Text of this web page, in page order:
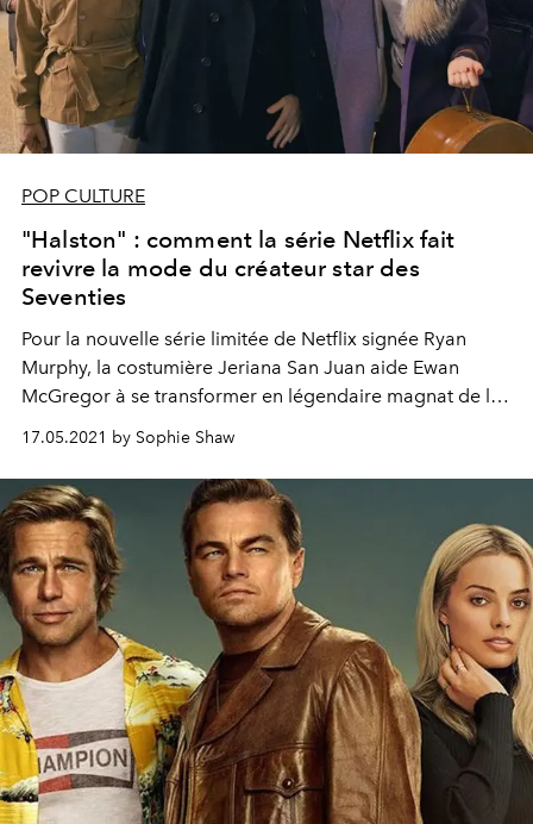
POP CULTURE
"Halston" : comment la série Netflix fait
revivre la mode du créateur star des
Seventies
Pour la nouvelle série limitée de Netflix signée Ryan
Murphy, la costumière Jeriana San Juan aide Ewan
McGregor à se transformer en légendaire magnat de la
mode, avec quelques leçons de couture à la clé.
17.05.2021 by Sophie Shaw